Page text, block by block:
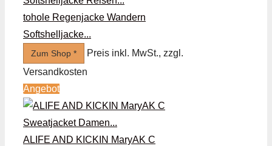
tohole Regenjacke Wandern
Softshelljacke...
Zum Shop *
Preis inkl. MwSt., zzgl.
Versandkosten
Angebot
ALIFE AND KICKIN MaryAK C